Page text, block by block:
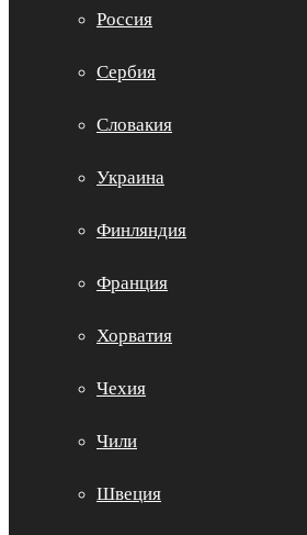
Россия
Сербия
Словакия
Украина
Финляндия
Франция
Хорватия
Чехия
Чили
Швеция